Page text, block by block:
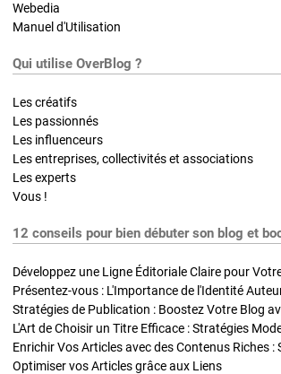
Webedia
Manuel d'Utilisation
Qui utilise OverBlog ?
Les créatifs
Les passionnés
Les influenceurs
Les entreprises, collectivités et associations
Les experts
Vous !
12 conseils pour bien débuter son blog et
Développez une Ligne Éditoriale Claire pour
Présentez-vous : L'Importance de l'Identité
L'Art de Choisir un Titre Efficace : Stratégies
Optimiser vos Articles grâce aux Liens